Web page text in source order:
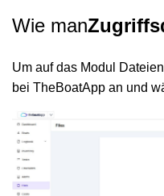
Wie man
Um auf das Modul
bei TheBoatApp an und